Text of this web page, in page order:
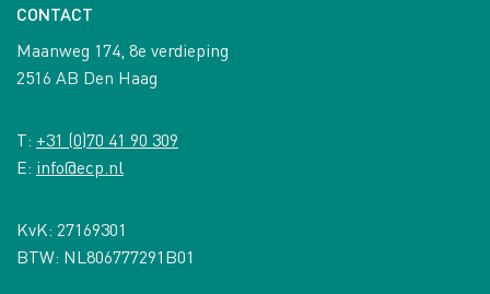
CONTACT
Maanweg 174, 8e verdieping
2516 AB Den Haag
T: +31 (0)70 41 90 309
E: info@ecp.nl
KvK: 27169301
BTW: NL806777291B01